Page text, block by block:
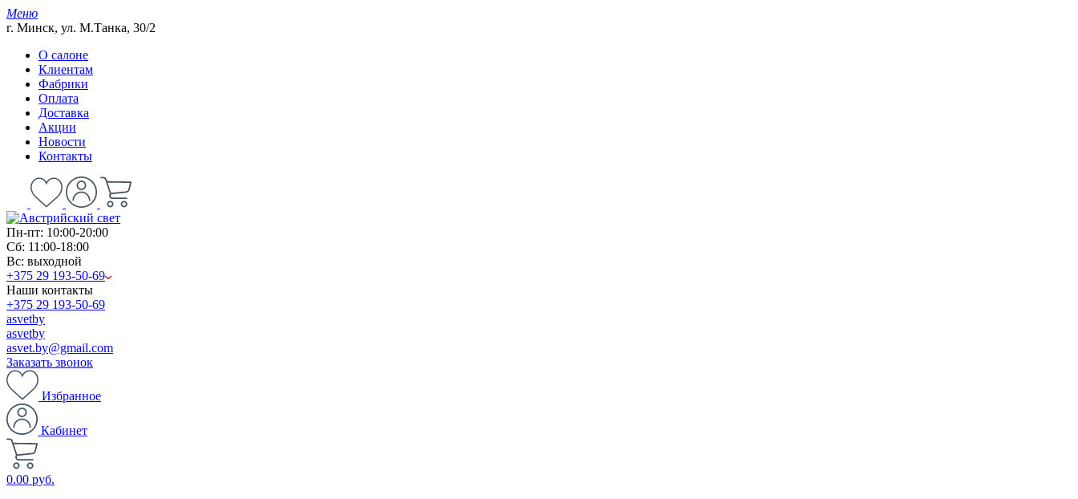
Меню
г. Минск, ул. М.Танка, 30/2
О салоне
Клиентам
Фабрики
Оплата
Доставка
Акции
Новости
Контакты
Пн-пт: 10:00-20:00
Сб: 11:00-18:00
Вс: выходной
+375 29 193-50-69
Наши контакты
+375 29 193-50-69
asvetby
asvetby
asvet.by@gmail.com
Заказать звонок
Избранное
Кабинет
0.00 руб.